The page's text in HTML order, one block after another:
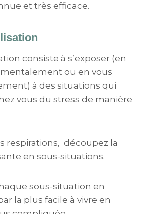
et très efficace.
consiste à s’exposer (en
ou en vous
à des situations qui
vous du stress de manière
respirations, découpez la
en sous-situations.
sous-situation en
la plus facile à vivre en